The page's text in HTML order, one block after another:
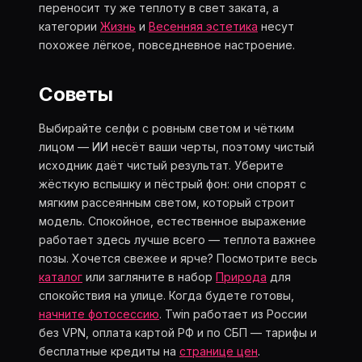
переносит ту же теплоту в свет заката, а
категории Жизнь и Весенняя эстетика несут
похожее лёгкое, повседневное настроение.
Советы
Выбирайте селфи с ровным светом и чётким
лицом — ИИ несёт ваши черты, поэтому чистый
исходник даёт чистый результат. Уберите
жёсткую вспышку и пёстрый фон: они спорят с
мягким рассеянным светом, который строит
модель. Спокойное, естественное выражение
работает здесь лучше всего — теплота важнее
позы. Хочется свежее и ярче? Посмотрите весь
каталог или загляните в набор Природа для
спокойствия на улице. Когда будете готовы,
начните фотосессию. Twin работает из России
без VPN, оплата картой РФ и по СБП — тарифы и
бесплатные кредиты на странице цен.